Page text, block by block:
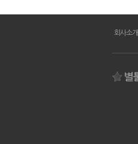
회사소개